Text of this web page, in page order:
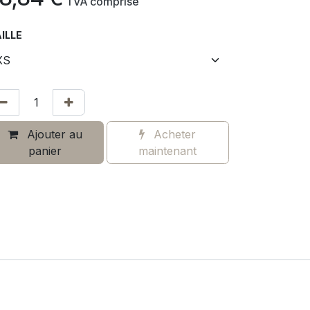
Ajouter au
panier
Acheter
maintenant